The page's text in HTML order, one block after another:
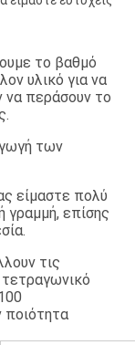
το βαθμό
υλικό για να
να περάσουν το
των
είμαστε πολύ
γραμμή, επίσης
τις
ποιότητα